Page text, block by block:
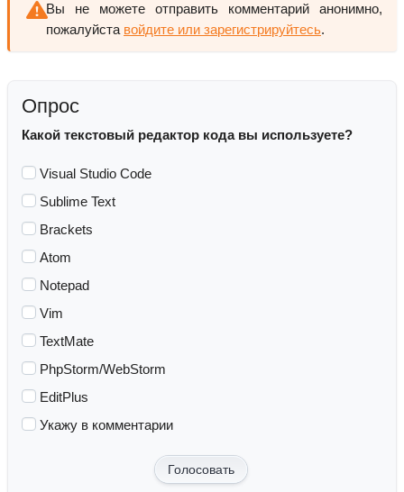
Вы не можете отправить комментарий анонимно,
пожалуйста войдите или зарегистрируйтесь.
Опрос
Какой текстовый редактор кода вы используете?
Visual Studio Code
Sublime Text
Brackets
Atom
Notepad
Vim
TextMate
PhpStorm/WebStorm
EditPlus
Укажу в комментарии
Голосовать